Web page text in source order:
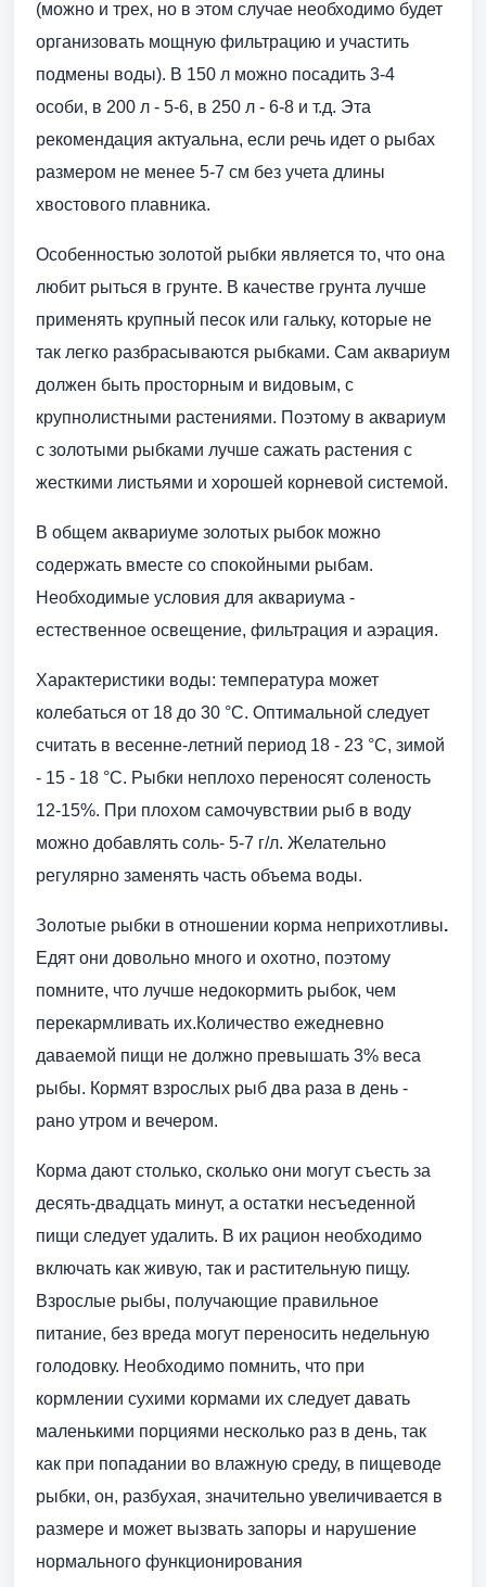
(можно и трех, но в этом случае необходимо будет
организовать мощную фильтрацию и участить
подмены воды). В 150 л можно посадить 3-4
особи, в 200 л - 5-6, в 250 л - 6-8 и т.д. Эта
рекомендация актуальна, если речь идет о рыбах
размером не менее 5-7 см без учета длины
хвостового плавника.
Особенностью золотой рыбки является то, что она
любит рыться в грунте. В качестве грунта лучше
применять крупный песок или гальку, которые не
так легко разбрасываются рыбками. Сам аквариум
должен быть просторным и видовым, с
крупнолистными растениями. Поэтому в аквариум
с золотыми рыбками лучше сажать растения с
жесткими листьями и хорошей корневой системой.
В общем аквариуме золотых рыбок можно
содержать вместе со спокойными рыбам.
Необходимые условия для аквариума -
естественное освещение, фильтрация и аэрация.
Характеристики воды: температура может
колебаться от 18 до 30 °С. Оптимальной следует
считать в весенне-летний период 18 - 23 °С, зимой
- 15 - 18 °С. Рыбки неплохо переносят соленость
12-15%. При плохом самочувствии рыб в воду
можно добавлять соль- 5-7 г/л. Желательно
регулярно заменять часть объема воды.
Золотые рыбки в отношении корма неприхотливы.
Едят они довольно много и охотно, поэтому
помните, что лучше недокормить рыбок, чем
перекармливать их.Количество ежедневно
даваемой пищи не должно превышать 3% веса
рыбы. Кормят взрослых рыб два раза в день -
рано утром и вечером.
Корма дают столько, сколько они могут съесть за
десять-двадцать минут, а остатки несъеденной
пищи следует удалить. В их рацион необходимо
включать как живую, так и растительную пищу.
Взрослые рыбы, получающие правильное
питание, без вреда могут переносить недельную
голодовку. Необходимо помнить, что при
кормлении сухими кормами их следует давать
маленькими порциями несколько раз в день, так
как при попадании во влажную среду, в пищеводе
рыбки, он, разбухая, значительно увеличивается в
размере и может вызвать запоры и нарушение
нормального функционирования